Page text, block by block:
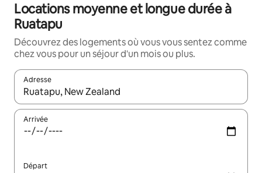
Locations moyenne et longue durée à
Ruatapu
Découvrez des logements où vous vous sentez comme
chez vous pour un séjour d'un mois ou plus.
Adresse
Lorsque les résultats s'affichent, utilisez les flèches vers le
Arrivée
Départ